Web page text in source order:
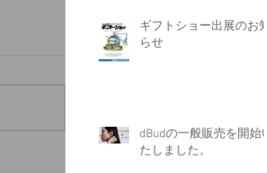
ギフトショー出展のお知
らせ
dBudの一般販売を開始い
たしました。